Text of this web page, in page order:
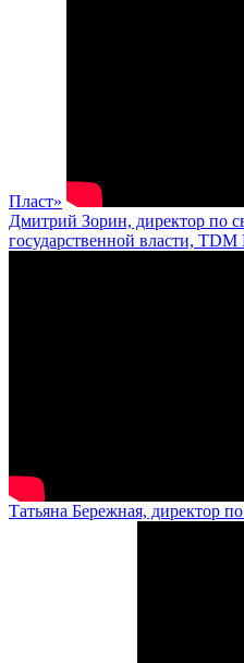
Пласт»
Дмитрий Зорин, директор по
государственной власти,
Татьяна Бережная, директор